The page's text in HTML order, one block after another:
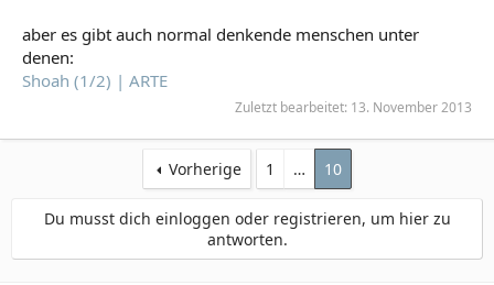
aber es gibt auch normal denkende menschen unter
denen:
Shoah (1/2) | ARTE
Zuletzt bearbeitet: 13. November 2013
Vorherige 1 … 10
Du musst dich einloggen oder registrieren, um hier zu
antworten.